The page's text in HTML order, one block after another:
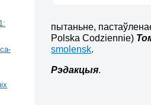
пытаньне,
Polska Codziennie)
smolensk.
Рэдакцыя.